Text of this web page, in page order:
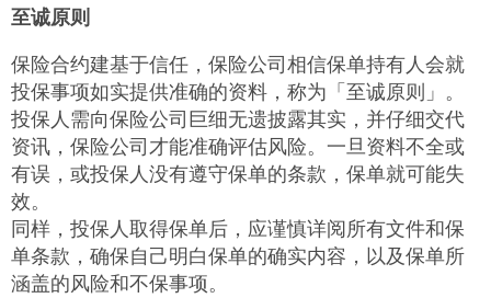
至诚原则
保险合约建基于信任，保险公司相信保单持有人会就
投保事项如实提供准确的资料，称为「至诚原则」。
投保人需向保险公司巨细无遗披露其实，并仔细交代
资讯，保险公司才能准确评估风险。一旦资料不全或
有误，或投保人没有遵守保单的条款，保单就可能失
效。
同样，投保人取得保单后，应谨慎详阅所有文件和保
单条款，确保自己明白保单的确实内容，以及保单所
涵盖的风险和不保事项。